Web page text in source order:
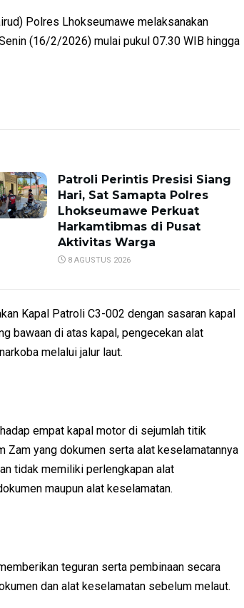
Polres Lhokseumawe melaksanakan
(16/2/2026) mulai pukul 07.30 WIB hingga
Patroli Perintis Presisi Siang
Hari, Sat Samapta Polres
Lhokseumawe Perkuat
Harkamtibmas di Pusat
Aktivitas Warga
8 AGUSTUS 2026
Kapal Patroli C3-002 dengan sasaran kapal
bawaan di atas kapal, pengecekan alat
melalui jalur laut.
empat kapal motor di sejumlah titik
Zam yang dokumen serta alat keselamatannya
tidak memiliki perlengkapan alat
maupun alat keselamatan.
teguran serta pembinaan secara
dan alat keselamatan sebelum melaut.